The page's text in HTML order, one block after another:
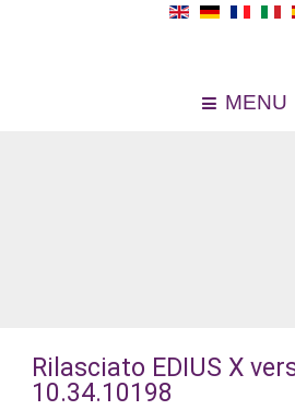
MENU
Rilasciato EDIUS X
10.34.10198